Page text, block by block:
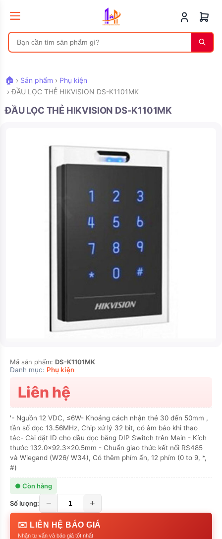
🏠 › Sản phẩm › Phụ kiện
› ĐẦU LỌC THẺ HIKVISION DS-K1101MK
ĐẦU LỌC THẺ HIKVISION DS-K1101MK
Mã sản phẩm: DS-K1101MK
Danh mục: Phụ kiện
Liên hệ
'- Nguồn 12 VDC, ≤6W- Khoảng cách nhận thẻ 30 đến 50mm ,
tần số đọc 13.56MHz, Chip xử lý 32 bit, có âm báo khi thao
tác- Cài đặt ID cho đầu đọc bằng DIP Switch trên Main - Kích
thước 132.0×92.3×20.5mm - Chuẩn giao thức kết nối RS485
và Wiegand (W26/ W34), Có thêm phím ấn, 12 phím (0 to 9, *,
#)
● Còn hàng
Số lượng: − +
✉️ LIÊN HỆ BÁO GIÁ
Nhận tư vấn và báo giá tốt nhất